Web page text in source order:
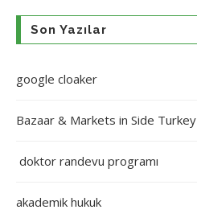
Son Yazılar
google cloaker
Bazaar & Markets in Side Turkey
doktor randevu programı
akademik hukuk